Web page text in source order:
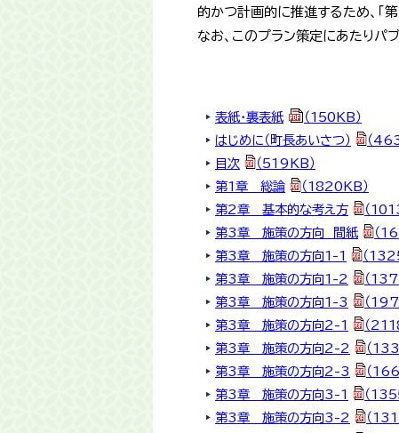
的かつ計画的に推進するため、「
なお、このプラン策定にあたりパ
表紙・裏表紙
（150KB）
はじめに（町長あいさつ）
（
目次
（519KB）
第1章 総論
（1820KB）
第2章 基本的な考え方
（
第3章 施策の方向 間紙
（
第3章 施策の方向1-1
（
第3章 施策の方向1-2
（
第3章 施策の方向1-3
（
第3章 施策の方向2-1
（
第3章 施策の方向2-2
（
第3章 施策の方向2-3
（
第3章 施策の方向3-1
（
第3章 施策の方向3-2
（